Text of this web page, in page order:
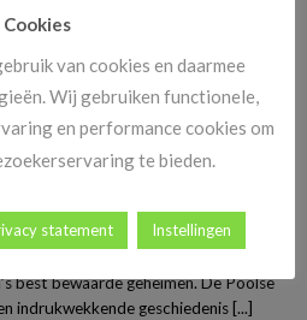
de verrassende charme van
hoofdstad
best bewaarde geheimen. De Poolse
indrukwekkende geschiedenis [...]
Cookies
van cookies en daarmee
Wij gebruiken functionele,
en performance cookies om
te bieden.
statement Instellingen